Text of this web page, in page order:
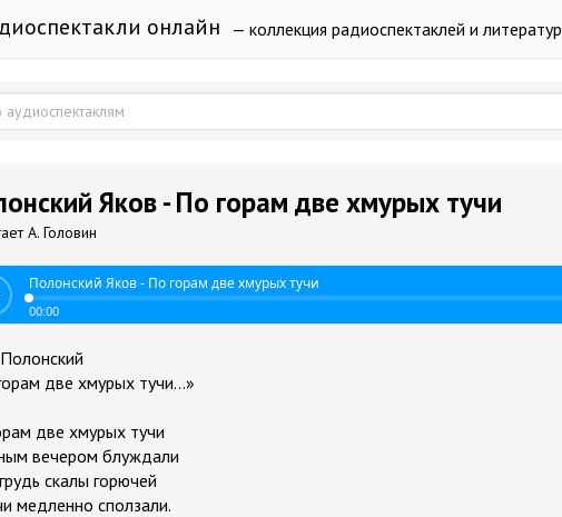
онлайн — коллекция радиоспектаклей и
Яков - По горам две хмурых тучи
А. Головин
Полонский Яков - По горам две хмурых тучи
00:00
две хмурых тучи...»
две хмурых тучи
вечером блуждали
скалы горючей
медленно сползали.